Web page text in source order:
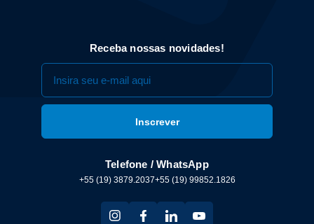
Receba nossas novidades!
Telefone / WhatsApp
+55 (19) 3879.2037+55 (19) 99852.1826